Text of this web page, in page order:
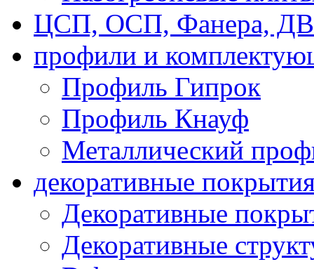
ЦСП, ОСП, Фанера,
профили и
Профиль Гипрок
Профиль Кнауф
Металлический
декоративные
Декоративные
Декоративные